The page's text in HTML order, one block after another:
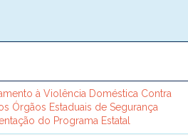
à Violência Doméstica Contra
Órgãos Estaduais de Segurança
do Programa Estatal